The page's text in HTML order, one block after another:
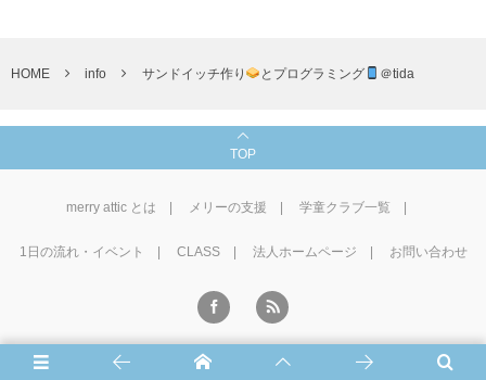
HOME info サンドイッチ作り とプログラミング ＠tida
TOP
merry attic とは メリーの支援 学童クラブ一覧
1⽇の流れ・イベント CLASS 法人ホームページ お問い合わせ
2016 - 2026 学童CLUB merry attic